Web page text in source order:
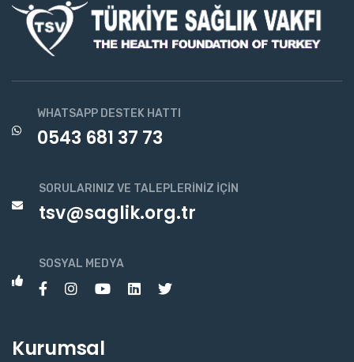
WHATSAPP DESTEK HATTI
0543 681 37 73
SORULARINIZ VE TALEPLERINIZ İÇIN
tsv@saglik.org.tr
SOSYAL MEDYA
Kurumsal